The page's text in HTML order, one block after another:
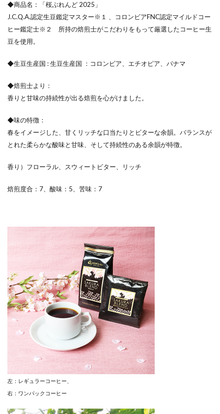
◆商品名：「桜ぶれんど 2025」
J.C.Q.A.認定生豆鑑定マスター※１ 、コロンビアFNC認定マイルドコー
ヒー鑑定士※２ 所持の焙煎士がこだわりをもって厳選したコーヒー生
豆を使用。
◆生豆生産国 : 生豆生産国 ：コロンビア、エチオピア、パナマ
◆焙煎士より：
香りと甘味の持続性が出る焙煎を心がけました。
◆味の特徴：
春をイメージした、甘くリッチな口当たりとビターな余韻。バランスが
とれた柔らかな酸味と甘味、そして持続性のある余韻が特徴。
香り）フローラル、スウィートビター、リッチ
焙煎度合：7、酸味：5、苦味：7
左：レギュラーコーヒー、
右：ワンパックコーヒー